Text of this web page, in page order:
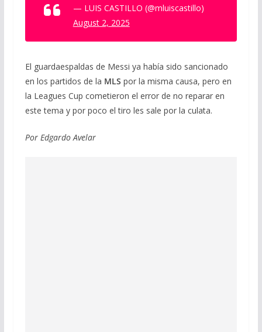
— LUIS CASTILLO (@mluiscastillo)
August 2, 2025
El guardaespaldas de Messi ya había sido sancionado
en los partidos de la MLS por la misma causa, pero en
la Leagues Cup cometieron el error de no reparar en
este tema y por poco el tiro les sale por la culata.
Por Edgardo Avelar